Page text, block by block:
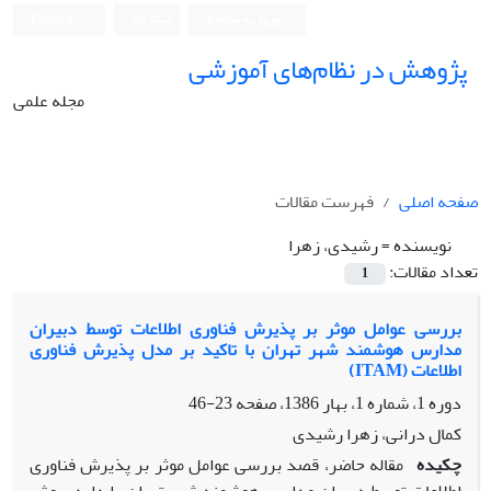
پژوهش در نظام‌های آموزشی
مجله علمی
صفحه اصلی
فهرست مقالات
نویسنده =رشیدی، زهرا
تعداد مقالات:
1
بررسی عوامل موثر بر پذیرش فناوری اطلاعات توسط دبیران
مدارس هوشمند شهر تهران با تاکید بر مدل پذیرش فناوری
اطلاعات (ITAM)
دوره 1، شماره 1، بهار 1386، صفحه
23-46
کمال درانی، زهرا رشیدی
چکیده مقاله حاضر، قصد بررسی عوامل موثر بر پذیرش فناوری